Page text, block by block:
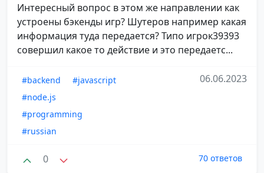
Интересный вопрос в этом же направлении как
устроены бэкенды игр? Шутеров например какая
информация туда передается? Типо игрок39393
совершил какое то действие и это передаетс...
#backend
#javascript
#node.js
#programming
#russian
06.06.2023
0 70 ответов